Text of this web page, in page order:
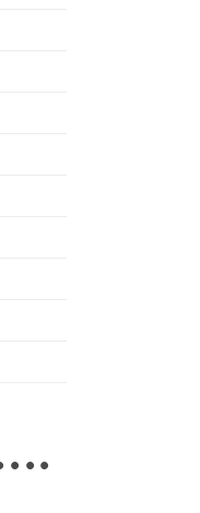
• • •